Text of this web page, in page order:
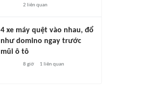
2 liên quan
4 xe máy quệt vào nhau, đổ
như domino ngay trước
mũi ô tô
8 giờ 1 liên quan